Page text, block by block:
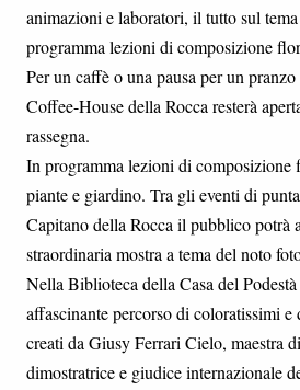
animazioni e laboratori, il tutto sul
programma lezioni di composizione
Per un caffè o una pausa per un
Coffee-House della Rocca resterà
rassegna.
In programma lezioni di composizione
piante e giardino. Tra gli eventi di
Capitano della Rocca il pubblico potrà
straordinaria mostra a tema del noto
Nella Biblioteca della Casa del
affascinante percorso di coloratissimi
creati da Giusy Ferrari Cielo, maestra
dimostratrice e giudice internazionale